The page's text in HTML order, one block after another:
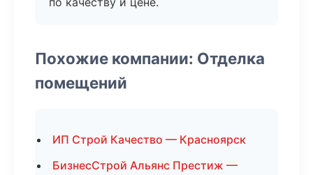
Похожие компании: Отделка
помещений
ИП Строй Качество — Красноярск
БизнесСтрой Альянс Престиж —